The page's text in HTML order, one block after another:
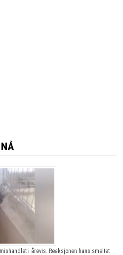
i årevis. Reaksjonen hans smeltet